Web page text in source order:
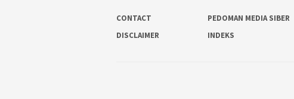
CONTACT PEDOMAN MEDIA SIBER
DISCLAIMER
INDEKS